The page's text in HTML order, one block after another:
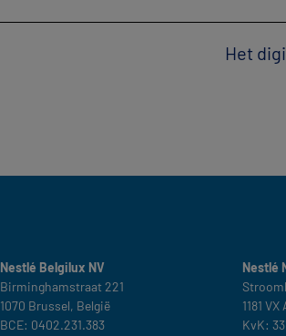
Het
Nestlé Belgilux NV​
Birminghamstraat 221 ​
1070 Brussel, België​
BCE: 0402.231.383
Nestlé
1181
KvK: